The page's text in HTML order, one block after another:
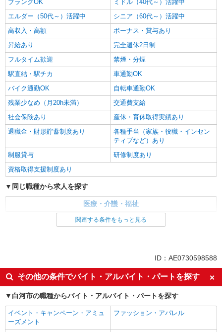
ブランクOK
ミドル（40代～）活躍中
エルダー（50代～）活躍中
シニア（60代～）活躍中
高収入・高額
ボーナス・賞与あり
昇給あり
完全週休2日制
フルタイム歓迎
禁煙・分煙
駅直結・駅チカ
車通勤OK
バイク通勤OK
自転車通勤OK
残業少なめ（月20h未満）
交通費支給
社会保険あり
産休・育休取得実績あり
退職金・財形貯蓄制度あり
各種手当（家族・役職・インセン
ティブなど）あり
制服貸与
研修制度あり
資格取得支援制度あり
同じ職種から求人を探す
医療・介護・福祉
同じ特徴から求人を探す
交通費支給
社会保険あり
産休・育休取得実績あり
関連する条件をもっと見る
ID：AE0730598588
その他の条件でバイト・アルバイト・パートを探す
白河市の職種からバイト・アルバイト・パートを探す
イベント・キャンペーン・アミュ
ーズメント
ファッション・アパレル